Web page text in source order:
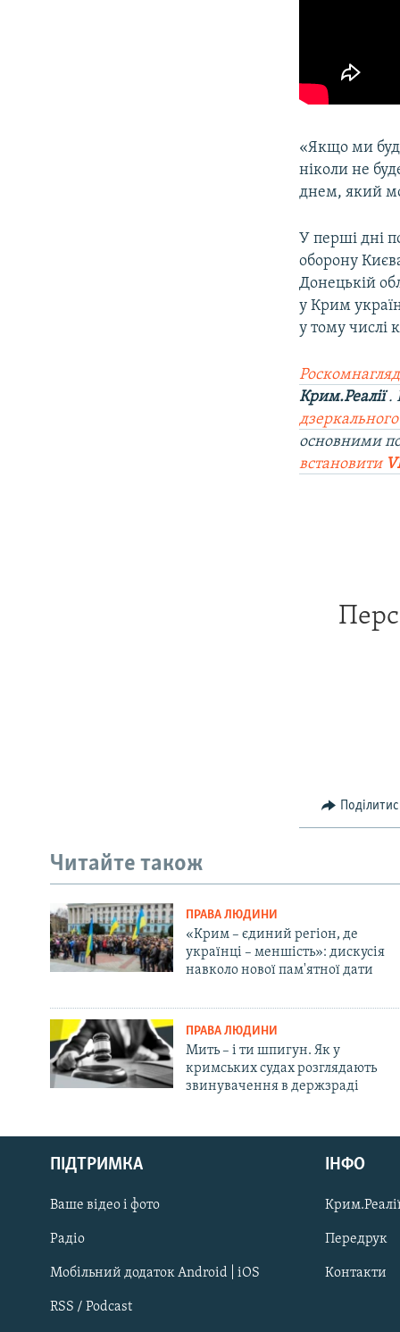
Русский
Qırımtatar
ДОЛУЧАЙСЯ!
«Якщо ми
ніколи не
днем, який
У перші дні
оборону
Донецькій
у Крим
у тому числі
Крим.Реалії.
основними
встановити
Читайте також
ПРАВА ЛЮДИНИ
«Крим – єдиний регіон, де
українці – меншість»: дискусія
навколо нової пам'ятної дати
ПРАВА ЛЮДИНИ
Мить – і ти шпигун. Як у
кримських судах розглядають
звинувачення в держзраді
ПІДТРИМКА
Ваше відео і фото
Радіо
Мобільний додаток Android | iOS
RSS / Podcast
ІНФО
Передрук
Контакти